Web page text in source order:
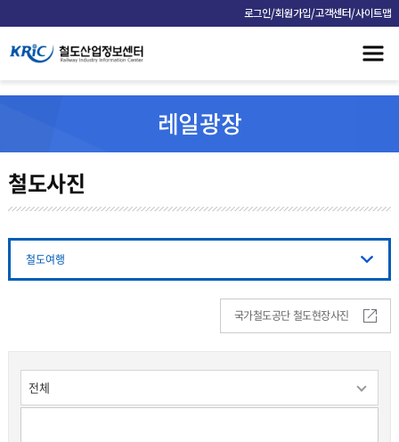
로그인/회원가입/고객센터/사이트맵
레일광장
철도사진
철도여행
국가철도공단 철도현장사진